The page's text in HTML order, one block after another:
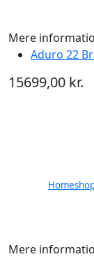
Mere
Aduro 22
15699,00 kr.
Mere